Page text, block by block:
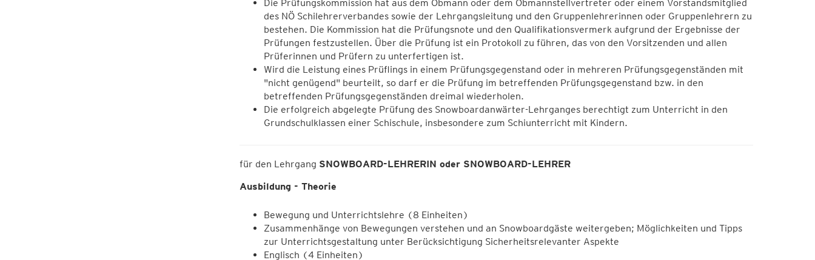
Die Prüfungskommission hat aus dem Obmann oder dem Obmannstellvertreter oder einem Vorstandsmitglied
des NÖ Schilehrerverbandes sowie der Lehrgangsleitung und den Gruppenlehrerinnen oder Gruppenlehrern zu
bestehen. Die Kommission hat die Prüfungsnote und den Qualifikationsvermerk aufgrund der Ergebnisse der
Prüfungen festzustellen. Über die Prüfung ist ein Protokoll zu führen, das von den Vorsitzenden und allen
Prüferinnen und Prüfern zu unterfertigen ist.
Wird die Leistung eines Prüflings in einem Prüfungsgegenstand oder in mehreren Prüfungsgegenständen mit
"nicht genügend" beurteilt, so darf er die Prüfung im betreffenden Prüfungsgegenstand bzw. in den
betreffenden Prüfungsgegenständen dreimal wiederholen.
Die erfolgreich abgelegte Prüfung des Snowboardanwärter-Lehrganges berechtigt zum Unterricht in den
Grundschulklassen einer Schischule, insbesondere zum Schiunterricht mit Kindern.
für den Lehrgang SNOWBOARD-LEHRERIN oder SNOWBOARD-LEHRER
Ausbildung - Theorie
Bewegung und Unterrichtslehre (8 Einheiten)
Zusammenhänge von Bewegungen verstehen und an Snowboardgäste weitergeben; Möglichkeiten und Tipps
zur Unterrichtsgestaltung unter Berücksichtigung Sicherheitsrelevanter Aspekte
Englisch (4 Einheiten)